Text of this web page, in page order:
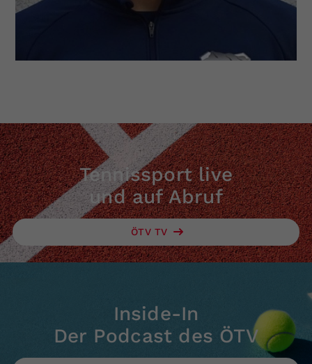
Tennissport live
und auf Abruf
ÖTV TV
Inside-In
Der Podcast des ÖTV
Zweck
Einstellungen. Unter anderem eine
historische Speicherung Ihrer